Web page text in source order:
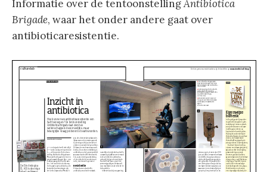
Informatie over de tentoonstellingAntibiotica
Brigade, waar het onder andere gaat over
antibioticaresistentie.